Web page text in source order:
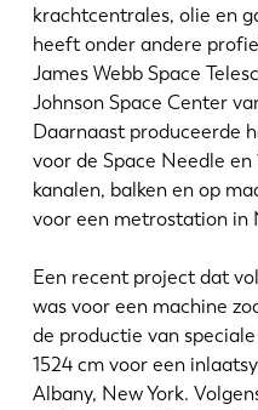
krachtcentrales, olie en
heeft onder andere
James Webb Space
Johnson Space Center
Daarnaast produceerde
voor de Space Needle
kanalen, balken en op
voor een metrostation in
Een recent project dat
was voor een machine
de productie van
1524 cm voor een
Albany, New York.